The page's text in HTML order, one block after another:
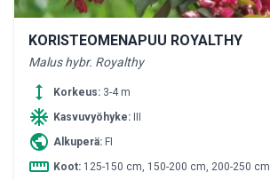
KORISTEOMENAPUU ROYALTHY
Malus hybr. Royalthy
height Korkeus: 3-4 m
ac_unit Kasvuvyöhyke:
public Alkuperä: FI
straighten Koot: 125-150 cm, 150-200 cm, 200-250 cm